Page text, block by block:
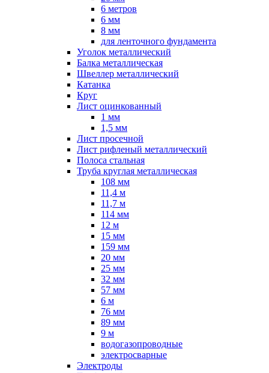
6 метров
6 мм
8 мм
для ленточного фундамента
Уголок металлический
Балка металлическая
Швеллер металлический
Катанка
Круг
Лист оцинкованный
1 мм
1,5 мм
Лист просечной
Лист рифленый металлический
Полоса стальная
Труба круглая металлическая
108 мм
11,4 м
11,7 м
114 мм
12 м
15 мм
159 мм
20 мм
25 мм
32 мм
57 мм
6 м
76 мм
89 мм
9 м
водогазопроводные
электросварные
Электроды